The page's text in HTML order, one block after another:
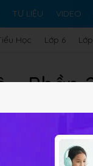
TƯ LIỆU VIDEO
Học Lớp 6
Phần
kiến thức có liên